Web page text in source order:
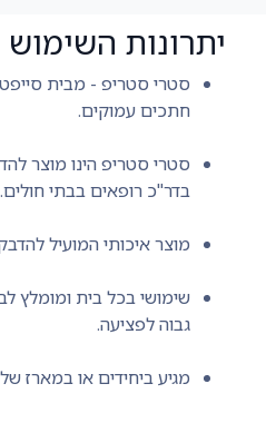
יתרונות
סטרי סטריפ - מבית
חתכים עמוקים.
סטרי סטריפ הינו מוצר
בדר"כ רופאים בבתי חולים.
מוצר איכותי המועיל
שימושי בכל בית ומומלץ
גבוה לפציעה.
מגיע ביחידים או במארז של 50 יח'